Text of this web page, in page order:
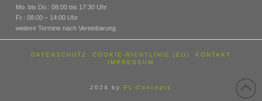
Mo. bis Do.: 08:00 bis 17:30 Uhr
Fr.: 08:00 – 14:00 Uhr
weitere Termine nach Vereinbarung
DATENSCHUTZ COOKIE-RICHTLINIE (EU)
KONTAKT
IMPRESSUM
2024 by PL-Concepts